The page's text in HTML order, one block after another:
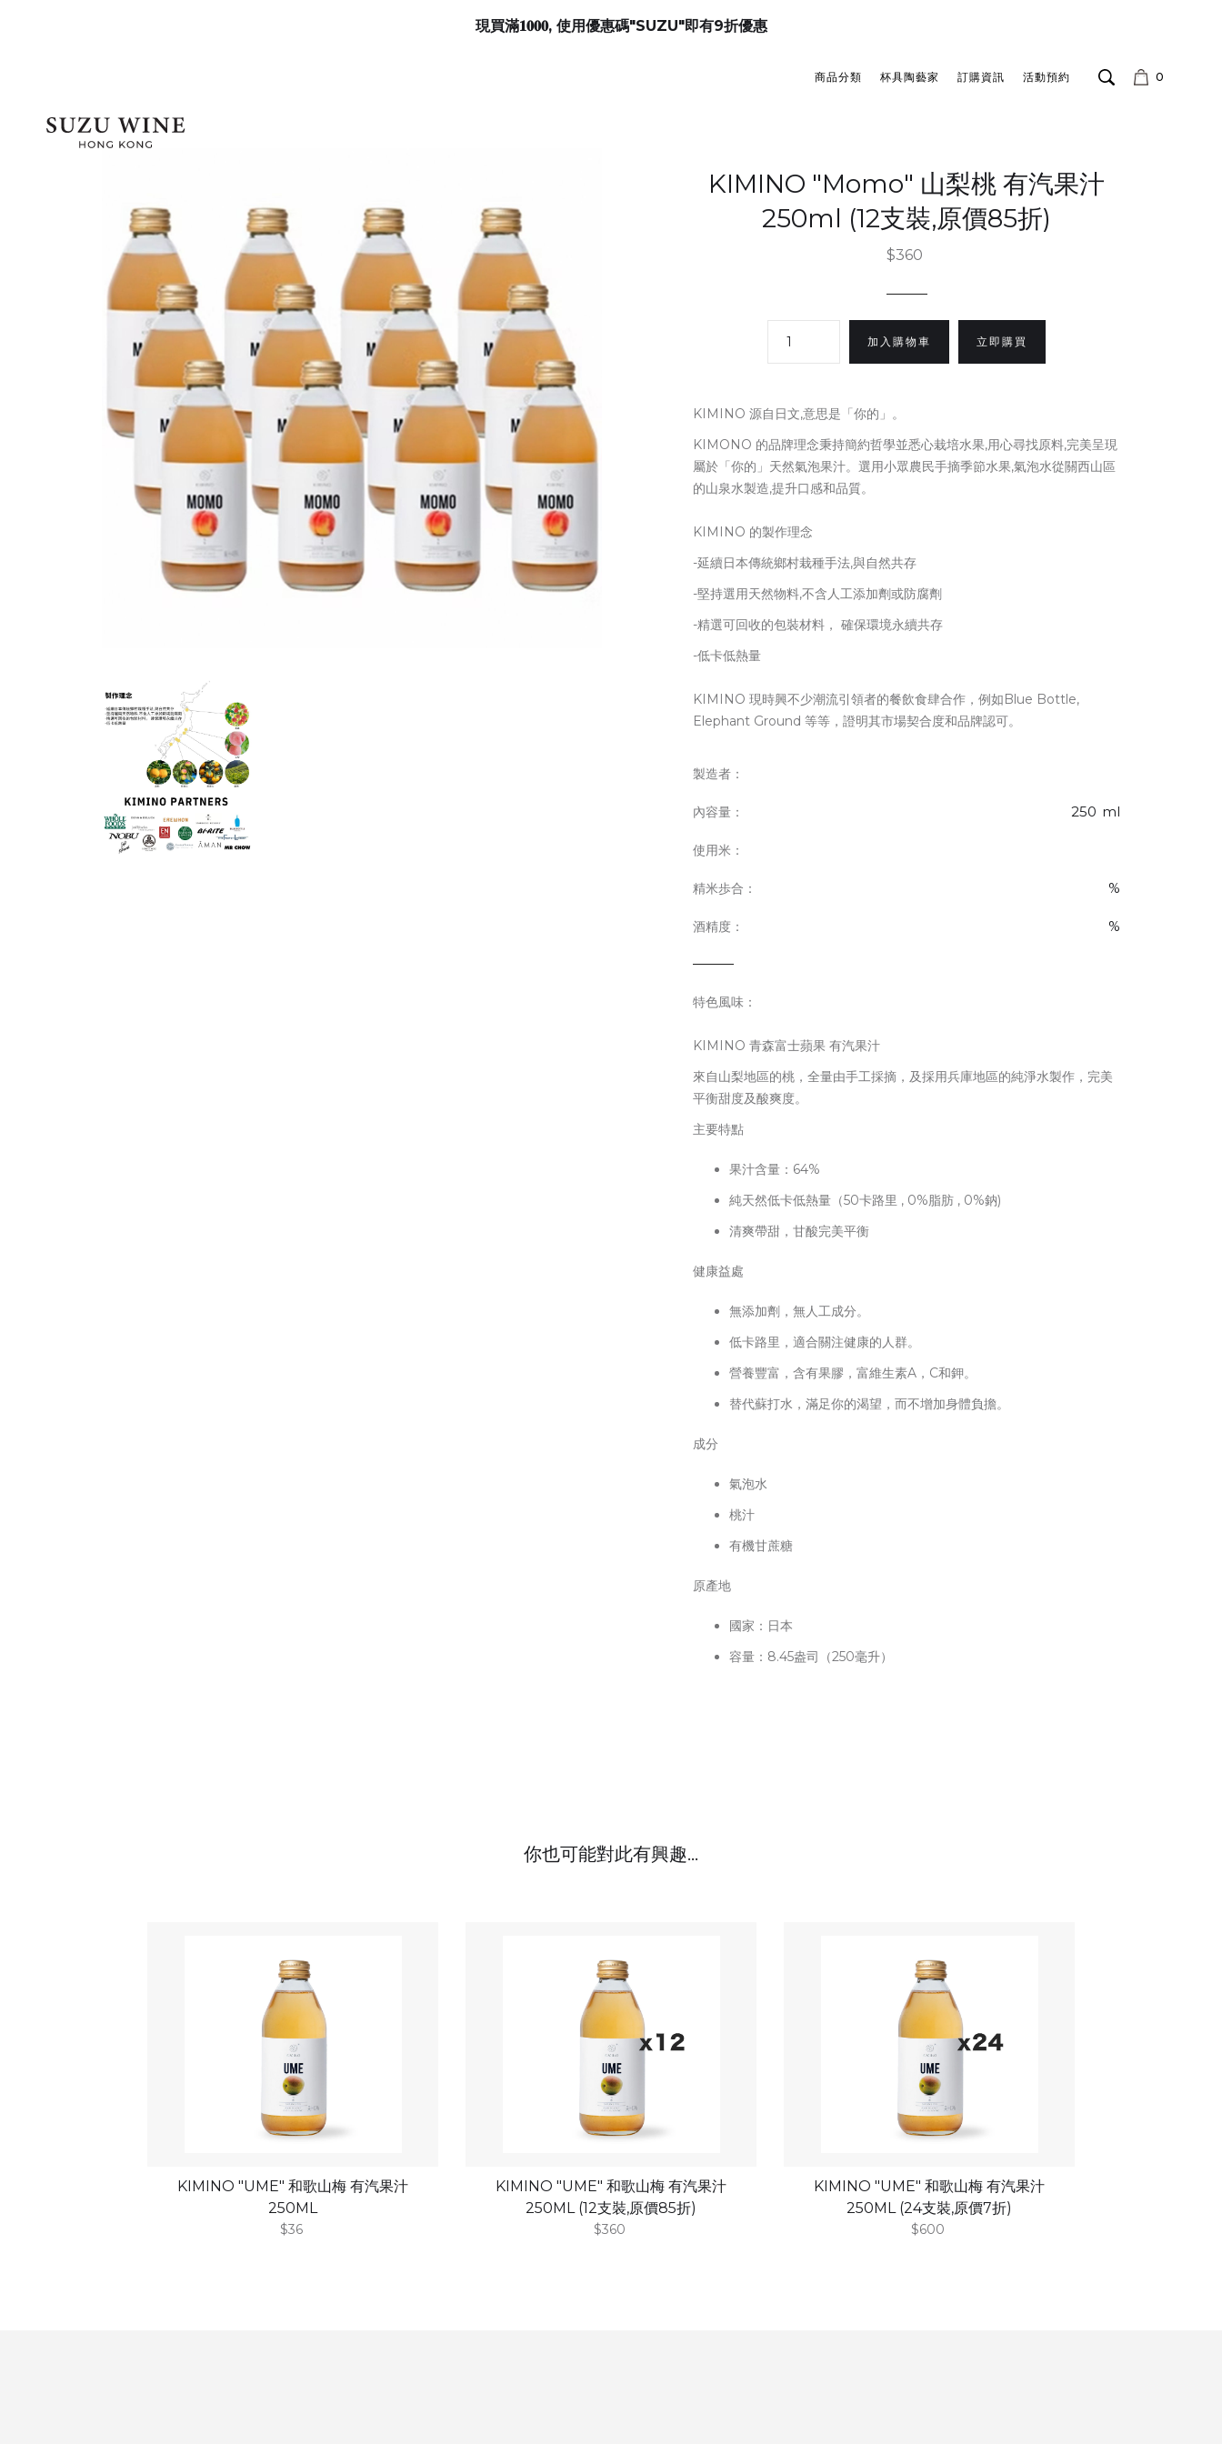
現買滿𝟏𝟎𝟎𝟎, 使用優惠碼"SUZU"即有9折優惠
商品分類 杯具陶藝家 訂購資訊 活動預約 0
KIMINO "Momo" 山梨桃 有汽果汁
250ml (12支裝,原價85折)
$360
立即購買
KIMINO 源自日文,意思是「你的」。
KIMONO 的品牌理念秉持簡約哲學並悉心栽培水果,用心尋找原料,完美呈現
屬於「你的」天然氣泡果汁。選用小眾農民手摘季節水果,氣泡水從關西山區
的山泉水製造,提升口感和品質。
KIMINO 的製作理念
-延續日本傳統鄉村栽種手法,與自然共存
-堅持選用天然物料,不含人工添加劑或防腐劑
-精選可回收的包裝材料， 確保環境永續共存
-低卡低熱量
KIMINO 現時興不少潮流引領者的餐飲食肆合作，例如Blue Bottle,
Elephant Ground 等等，證明其市場契合度和品牌認可。
製造者：
內容量： 250 ml
使用米：
精米歩合： %
酒精度： %
特色風味：
KIMINO 青森富士蘋果 有汽果汁
來自山梨地區的桃，全量由手工採摘，及採用兵庫地區的純淨水製作，完美
平衡甜度及酸爽度。
主要特點
果汁含量：64%
純天然低卡低熱量（50卡路里 , 0%脂肪 , 0%鈉)
清爽帶甜，甘酸完美平衡
健康益處
無添加劑，無人工成分。
低卡路里，適合關注健康的人群。
營養豐富，含有果膠，富維生素A，C和鉀。
替代蘇打水，滿足你的渴望，而不增加身體負擔。
成分
氣泡水
桃汁
有機甘蔗糖
原產地
國家：日本
容量：8.45盎司（250毫升）
你也可能對此有興趣...
KIMINO "UME" 和歌山梅 有汽果汁
250ML
$36
KIMINO "UME" 和歌山梅 有汽果汁
250ML (12支裝,原價85折)
$360
KIMINO "UME" 和歌山梅 有汽果汁
250ML (24支裝,原價7折)
$600